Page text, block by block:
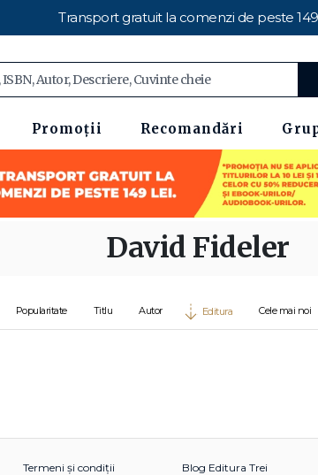
Transport gratuit la comenzi de peste
Promoții Recomandări
David Fideler
Popularitate Titlu Autor Editura Cele mai noi
Termeni și condiții
Blog Editura Trei